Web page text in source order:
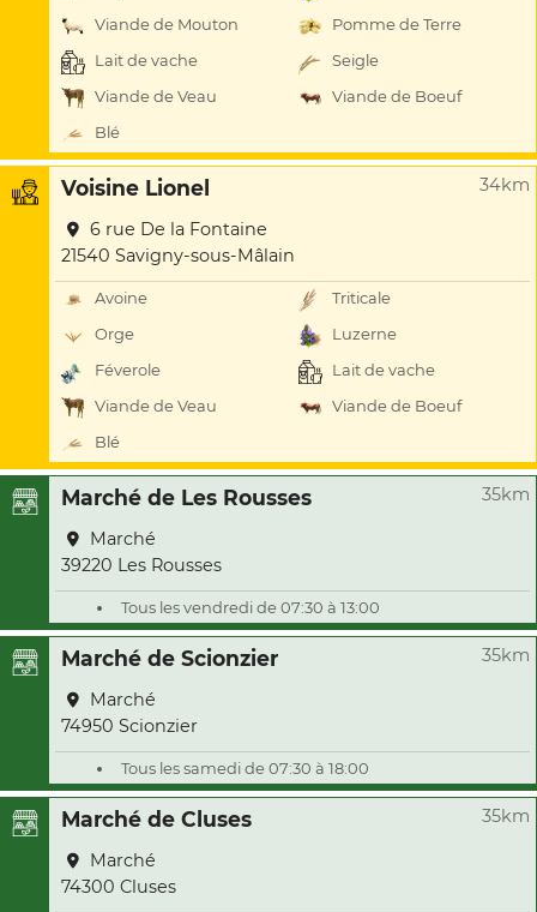
Viande de Mouton
Pomme de Terre
Lait de vache
Seigle
Viande de Veau
Viande de Boeuf
Blé
Voisine Lionel 34km
6 rue De la Fontaine
21540 Savigny-sous-Mâlain
Avoine
Triticale
Orge
Luzerne
Féverole
Lait de vache
Viande de Veau
Viande de Boeuf
Blé
Marché de Les Rousses 35km
Marché
39220 Les Rousses
Tous les vendredi de 07:30 à 13:00
Marché de Scionzier 35km
Marché
74950 Scionzier
Tous les samedi de 07:30 à 18:00
Marché de Cluses 35km
Marché
74300 Cluses